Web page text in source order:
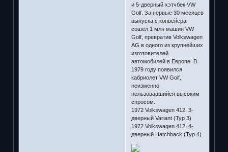
и 5-дверный хэтчбек VW
Golf. За первые 30 месяцев
выпуска с конвейера
сошёл 1 млн машин VW
Golf, превратив Volkswagen
AG в одного из крупнейших
изготовителей
автомобилей в Европе. В
1979 году появился
кабриолет VW Golf,
неизменно
пользовавшийся высоким
спросом.
1972 Volkswagen 412, 3-
дверный Variant (Typ 3)
1972 Volkswagen 412, 4-
дверный Hatchback (Typ 4)